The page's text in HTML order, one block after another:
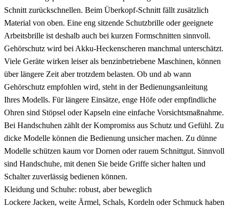
Schnitt zurückschnellen. Beim Überkopf-Schnitt fällt zusätzlich
Material von oben. Eine eng sitzende Schutzbrille oder geeignete
Arbeitsbrille ist deshalb auch bei kurzen Formschnitten sinnvoll.
Gehörschutz wird bei Akku-Heckenscheren manchmal unterschätzt.
Viele Geräte wirken leiser als benzinbetriebene Maschinen, können
über längere Zeit aber trotzdem belasten. Ob und ab wann
Gehörschutz empfohlen wird, steht in der Bedienungsanleitung
Ihres Modells. Für längere Einsätze, enge Höfe oder empfindliche
Ohren sind Stöpsel oder Kapseln eine einfache Vorsichtsmaßnahme.
Bei Handschuhen zählt der Kompromiss aus Schutz und Gefühl. Zu
dicke Modelle können die Bedienung unsicher machen. Zu dünne
Modelle schützen kaum vor Dornen oder rauem Schnittgut. Sinnvoll
sind Handschuhe, mit denen Sie beide Griffe sicher halten und
Schalter zuverlässig bedienen können.
Kleidung und Schuhe: robust, aber beweglich
Lockere Jacken, weite Ärmel, Schals, Kordeln oder Schmuck haben